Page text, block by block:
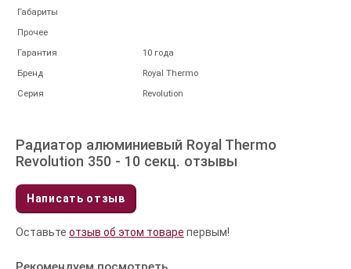
Габариты
Прочее
Гарантия
10 года
Бренд
Royal Thermo
Серия
Revolution
Радиатор алюминиевый Royal Thermo
Revolution 350 - 10 секц. отзывы
Написать отзыв
Оставьте отзыв об этом товаре первым!